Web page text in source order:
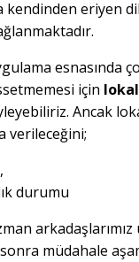
kendinden eriyen
esnasında
için
Ancak
verileceğini;
durumu
müdahale